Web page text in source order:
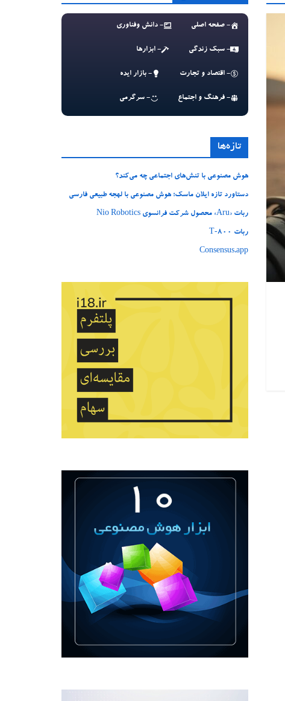
- صفحه اصلی - دانش وفناوری
- سبک زندگی - ابزارها
- اقتصاد و تجارت - بازار ایده
- فرهنگ و اجتماع - سرگرمی
تازه‌ها
هوش مصنوعی با تنش‌های اجتماعی چه می‌کند؟
دستاورد تازه ایلان ماسک؛ هوش مصنوعی با لهجه طبیعی فارسی
ربات «Aru» محصول شرکت فرانسوی Nio Robotics
ربات T‑800
Consensus.app